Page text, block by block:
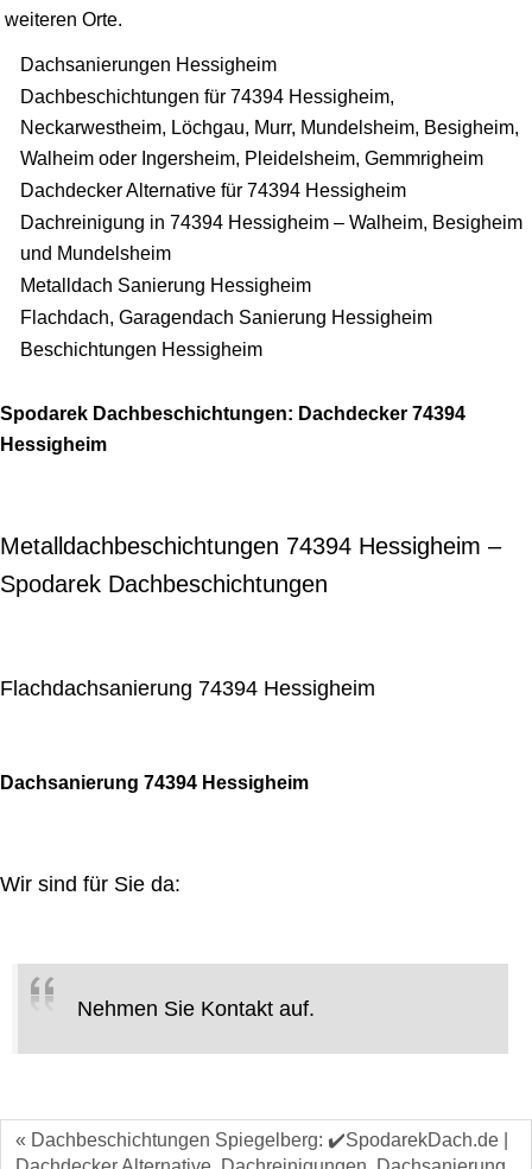
weiteren Orte.
Dachsanierungen Hessigheim
Dachbeschichtungen für 74394 Hessigheim,
Neckarwestheim, Löchgau, Murr, Mundelsheim, Besigheim,
Walheim oder Ingersheim, Pleidelsheim, Gemmrigheim
Dachdecker Alternative für 74394 Hessigheim
Dachreinigung in 74394 Hessigheim – Walheim, Besigheim
und Mundelsheim
Metalldach Sanierung Hessigheim
Flachdach, Garagendach Sanierung Hessigheim
Beschichtungen Hessigheim
Spodarek Dachbeschichtungen: Dachdecker 74394
Hessigheim
Metalldachbeschichtungen 74394 Hessigheim –
Spodarek Dachbeschichtungen
Flachdachsanierung 74394 Hessigheim
Dachsanierung 74394 Hessigheim
Wir sind für Sie da:
Nehmen Sie Kontakt auf.
« Dachbeschichtungen Spiegelberg: ✔️SpodarekDach.de |